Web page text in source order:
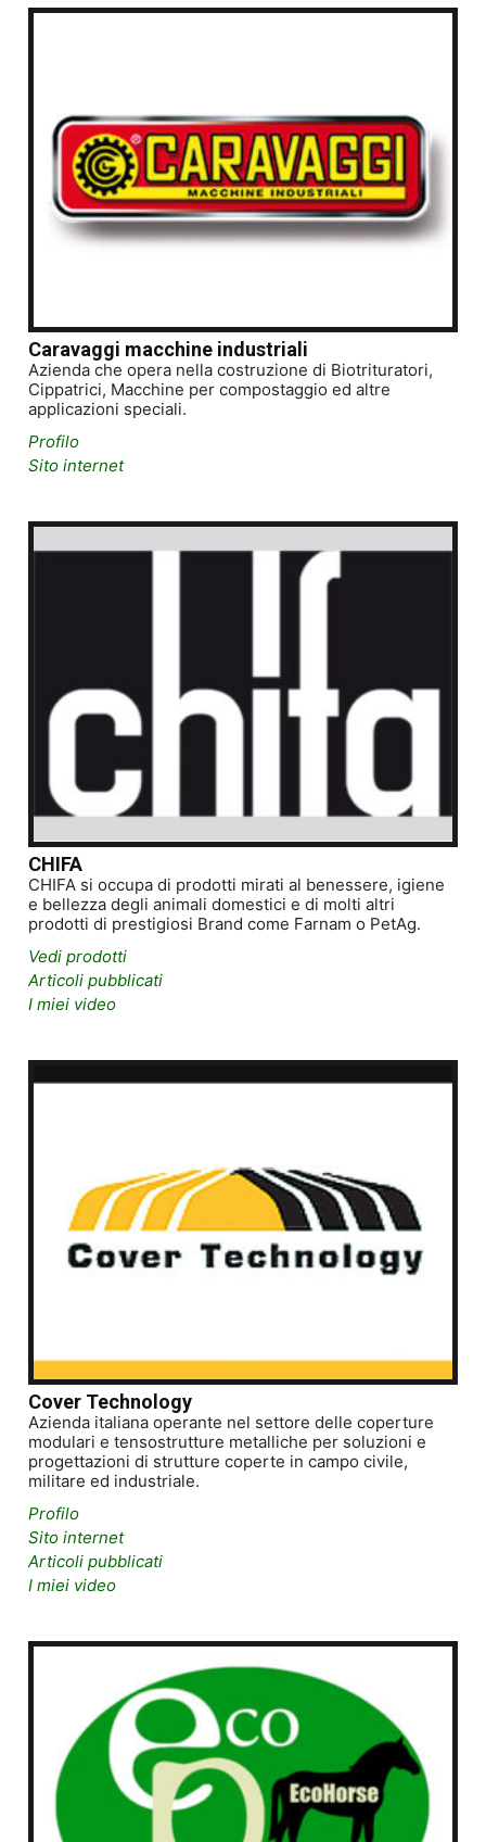
Caravaggi macchine industriali
Azienda che opera nella costruzione di Biotrituratori,
Cippatrici, Macchine per compostaggio ed altre
applicazioni speciali.
Profilo
Sito internet
CHIFA
CHIFA si occupa di prodotti mirati al benessere, igiene
e bellezza degli animali domestici e di molti altri
prodotti di prestigiosi Brand come Farnam o PetAg.
Vedi prodotti
Articoli pubblicati
I miei video
Cover Technology
Azienda italiana operante nel settore delle coperture
modulari e tensostrutture metalliche per soluzioni e
progettazioni di strutture coperte in campo civile,
militare ed industriale.
Profilo
Sito internet
Articoli pubblicati
I miei video